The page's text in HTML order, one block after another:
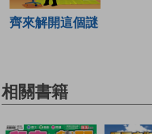
齊來解開這個謎
相關書籍